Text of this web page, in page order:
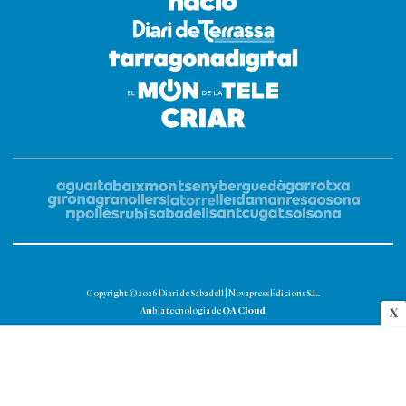
X
Copyright © 2026 Diari de Sabadell | Novapress Edicions S.L.
Amb la tecnologia de OA Cloud